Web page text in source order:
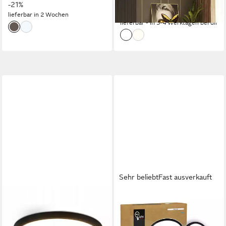
-21%
lieferbar in 2 Wochen
lieferbar - in 3-4 Werktagen bei dir
Flache Deckenleuchte
Sehr beliebtFast ausverkauft
LED Deckenleuchte Panel
Flach 30mm Backlight Effekt